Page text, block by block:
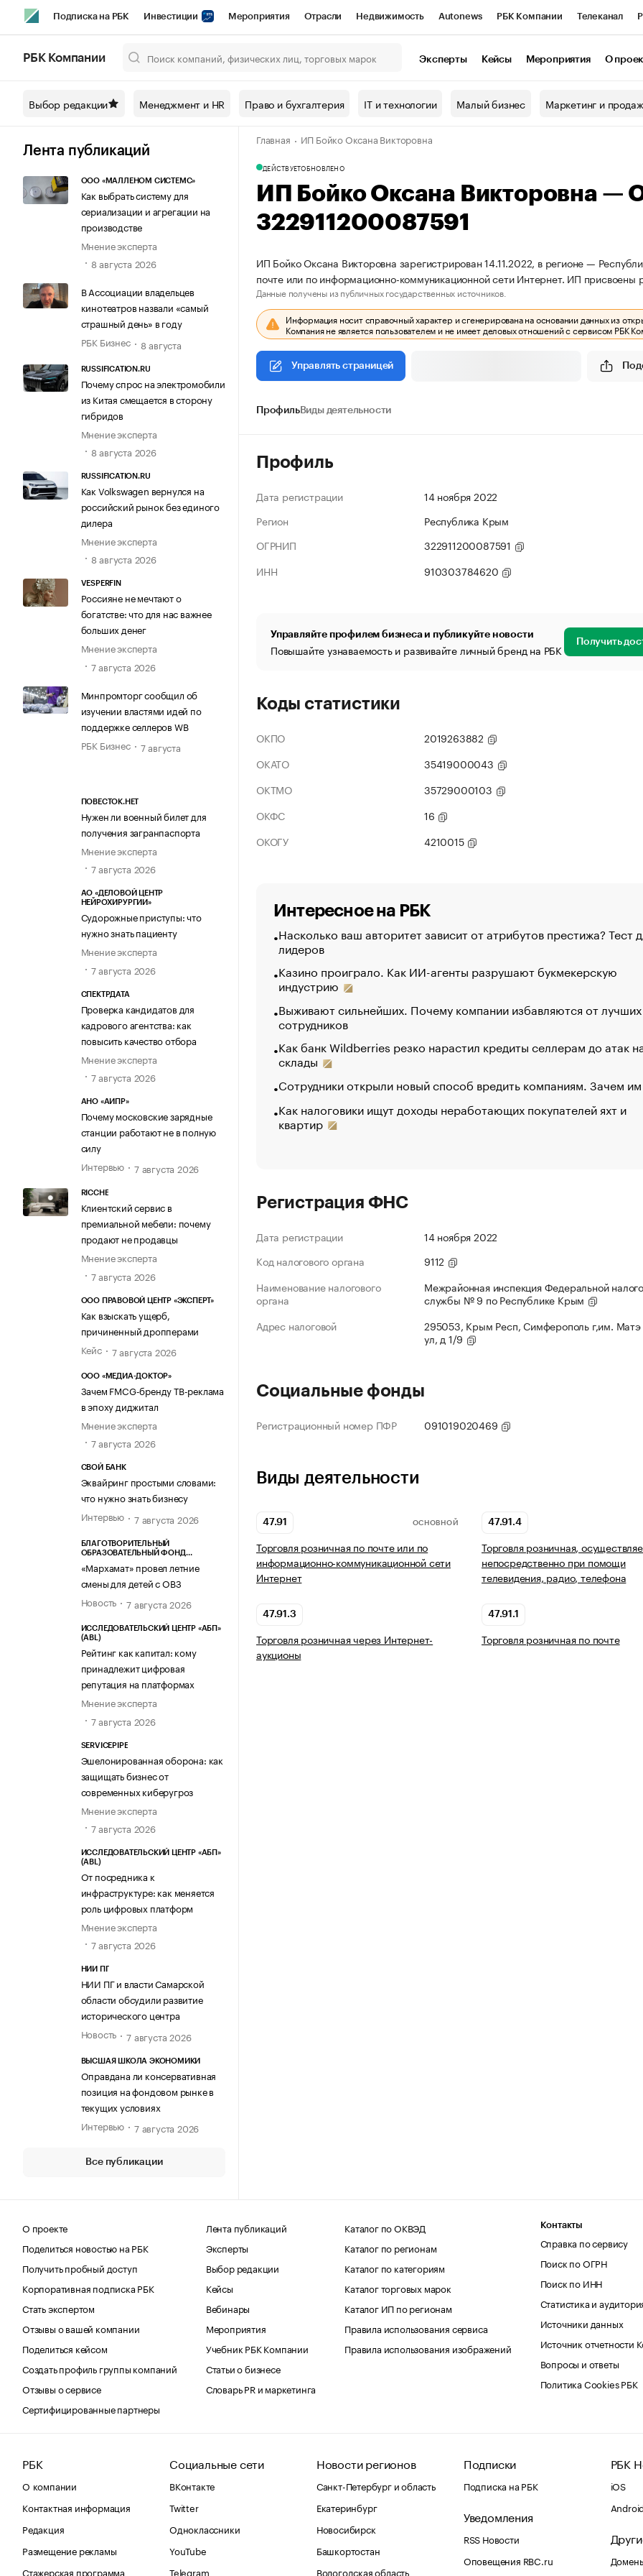
Подписка на РБК Инвестиции Мероприятия Отрасли Недвижимость Autonews РБК Компании Телеканал
Спецпроекты СПб Конференции СПб Спецпроекты Проверка контрагентов
Технологии и медиа Рынок наличной валюты
РБК Компании Эксперты Кейсы Мероприятия О
Выбор редакции Менеджмент и HR Право и бухгалтерия IT и технологии Малый бизнес Маркетинг и
Лента публикаций
ООО «МАЛЛЕНОМ СИСТЕМС»
Как выбрать систему для
сериализации и агрегации на
производстве
Мнение эксперта
8 августа 2026
В Ассоциации владельцев
кинотеатров назвали «самый
страшный день» в году
РБК Бизнес
8 августа
RUSSIFICATION.RU
Почему спрос на электромобили
из Китая смещается в сторону
гибридов
Мнение эксперта
8 августа 2026
RUSSIFICATION.RU
Как Volkswagen вернулся на
российский рынок без единого
дилера
Мнение эксперта
8 августа 2026
VESPERFIN
Россияне не мечтают о
богатстве: что для нас важнее
больших денег
Мнение эксперта
7 августа 2026
Минпромторг сообщил об
изучении властями идей по
поддержке селлеров WB
РБК Бизнес
7 августа
ПОВЕСТОК.НЕТ
Нужен ли военный билет для
получения загранпаспорта
Мнение эксперта
7 августа 2026
АО «ДЕЛОВОЙ ЦЕНТР
НЕЙРОХИРУРГИИ»
Судорожные приступы: что
нужно знать пациенту
Мнение эксперта
7 августа 2026
СПЕКТРДАТА
Проверка кандидатов для
кадрового агентства: как
повысить качество отбора
Мнение эксперта
7 августа 2026
АНО «АИПР»
Почему московские зарядные
станции работают не в полную
силу
Интервью
7 августа 2026
RICCHE
Клиентский сервис в
премиальной мебели: почему
продают не продавцы
Мнение эксперта
7 августа 2026
ООО ПРАВОВОЙ ЦЕНТР «ЭКСПЕРТ»
Как взыскать ущерб,
причиненный дропперами
Кейс
7 августа 2026
ООО «МЕДИА-ДОКТОР»
Зачем FMCG-бренду ТВ-реклама
в эпоху диджитал
Мнение эксперта
7 августа 2026
СВОЙ БАНК
Эквайринг простыми словами:
что нужно знать бизнесу
Интервью
7 августа 2026
БЛАГОТВОРИТЕЛЬНЫЙ
ОБРАЗОВАТЕЛЬНЫЙ ФОНД
«Мархамат» провел летние
смены для детей с ОВЗ
Новость
7 августа 2026
ИССЛЕДОВАТЕЛЬСКИЙ ЦЕНТР «АБП»
(ABL)
Рейтинг как капитал: кому
принадлежит цифровая
репутация на платформах
Мнение эксперта
7 августа 2026
SERVICEPIPE
Эшелонированная оборона: как
защищать бизнес от
современных киберугроз
Мнение эксперта
7 августа 2026
ИССЛЕДОВАТЕЛЬСКИЙ ЦЕНТР «АБП»
(ABL)
От посредника к
инфраструктуре: как меняется
роль цифровых платформ
Мнение эксперта
7 августа 2026
НИИ ПГ
НИИ ПГ и власти Самарской
области обсудили развитие
исторического центра
Новость
7 августа 2026
ВЫСШАЯ ШКОЛА ЭКОНОМИКИ
Оправдана ли консервативная
позиция на фондовом рынке в
текущих условиях
Интервью
7 августа 2026
Все публикации
Главная ИП Бойко Оксана Викторовна
ДЕЙСТВУЕТОБНОВЛЕНО
ИП Бойко Оксана Викторовна —
322911200087591
ИП Бойко Оксана Викторовна зарегистрирован 14.11.2022, в регионе —
почте или по информационно-коммуникационной сети Интернет. ИП
Данные получены из публичных государственных источников.
Информация носит справочный характер и сгенерирована на основании данных из
Компания не является пользователем и не имеет деловых отношений с сервисом РБК
Управлять страницей
ПрофильВиды деятельности
Профиль
Дата регистрации
14 ноября 2022
Регион
Республика Крым
ОГРНИП
322911200087591
ИНН
910303784620
Управляйте профилем бизнеса и публикуйте новости
Повышайте узнаваемость и развивайте личный бренд на РБК Получить
Коды статистики
ОКПО
2019263882
ОКАТО
35419000043
ОКТМО
35729000103
ОКФС
16
ОКОГУ
4210015
Интересное на РБК
Насколько ваш авторитет зависит от атрибутов престижа? Тест
лидеров
Казино проиграло. Как ИИ-агенты разрушают букмекерскую
индустрию
Выживают сильнейших. Почему компании избавляются от лучших
сотрудников
Как банк Wildberries резко нарастил кредиты селлерам до атак
склады
Сотрудники открыли новый способ вредить компаниям. Зачем
Как налоговики ищут доходы неработающих покупателей яхт и
квартир
Регистрация ФНС
Дата регистрации
14 ноября 2022
Код налогового органа
9112
Наименование налогового
органа
Межрайонная инспекция Федеральной
службы № 9 по Республике Крым
Адрес налоговой
295053, Крым Респ, Симферополь г,им. Матэ
ул, д 1/9
Социальные фонды
Регистрационный номер ПФР 091019020469
Виды деятельности
47.91 ОСНОВНОЙ
Торговля розничная по почте или по
информационно-коммуникационной сети
Интернет
47.91.4
Торговля розничная,
непосредственно при помощи
телевидения, радио, телефона
47.91.3
Торговля розничная через Интернет-
аукционы
47.91.1
Торговля розничная по почте
О проекте
Поделиться новостью на РБК
Получить пробный доступ
Корпоративная подписка РБК
Стать экспертом
Отзывы о вашей компании
Поделиться кейсом
Создать профиль группы компаний
Отзывы о сервисе
Сертифицированные партнеры
Лента публикаций
Эксперты
Выбор редакции
Кейсы
Вебинары
Мероприятия
Учебник РБК Компании
Статьи о бизнесе
Словарь PR и маркетинга
Каталог по ОКВЭД
Каталог по регионам
Каталог по категориям
Каталог торговых марок
Каталог ИП по регионам
Правила использования сервиса
Правила использования изображений
Контакты
Справка по сервису
Поиск по ОГРН
Поиск по ИНН
Статистика и
Источники данных
Источник отчетности
Вопросы и ответы
Политика Cookies РБК
РБК
О компании
Контактная информация
Редакция
Размещение рекламы
Стажерская программа
Социальные сети
ВКонтакте
Twitter
Одноклассники
YouTube
Telegram
Новости регионов
Санкт-Петербург и область
Екатеринбург
Новосибирск
Башкортостан
Вологодская область
Подписки
Подписка на РБК
Уведомления
RSS Новости
Оповещения RBC.ru
РБК
iOS